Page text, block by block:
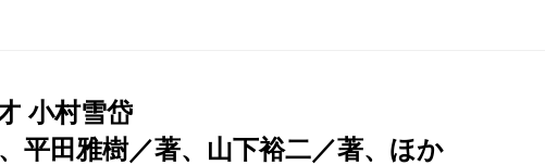
小村雪岱
平田雅樹／著、山下裕二／著、ほか